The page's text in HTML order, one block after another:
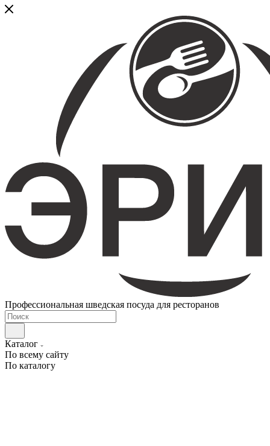
Профессиональная шведская посуда для ресторанов
Каталог
По всему сайту
По каталогу